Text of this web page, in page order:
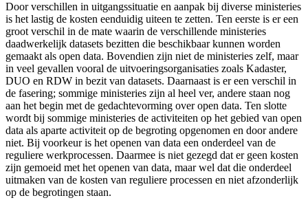
Door verschillen in uitgangssituatie en aanpak bij diverse ministeries
is het lastig de kosten eenduidig uiteen te zetten. Ten eerste is er een
groot verschil in de mate waarin de verschillende ministeries
daadwerkelijk datasets bezitten die beschikbaar kunnen worden
gemaakt als open data. Bovendien zijn niet de ministeries zelf, maar
in veel gevallen vooral de uitvoeringsorganisaties zoals Kadaster,
DUO en RDW in bezit van datasets. Daarnaast is er een verschil in
de fasering; sommige ministeries zijn al heel ver, andere staan nog
aan het begin met de gedachtevorming over open data. Ten slotte
wordt bij sommige ministeries de activiteiten op het gebied van open
data als aparte activiteit op de begroting opgenomen en door andere
niet. Bij voorkeur is het openen van data een onderdeel van de
reguliere werkprocessen. Daarmee is niet gezegd dat er geen kosten
zijn gemoeid met het openen van data, maar wel dat die onderdeel
uitmaken van de kosten van reguliere processen en niet afzonderlijk
op de begrotingen staan.